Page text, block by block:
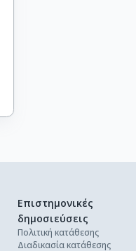
Επιστημονικές
δημοσιεύσεις
Πολιτική κατάθεσης
Διαδικασία κατάθεσης